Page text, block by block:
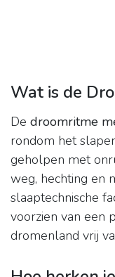
Wat is de
De droomritme
rondom het
geholpen met
weg, hechting en
slaaptechnische
voorzien van een
dromenland vrij